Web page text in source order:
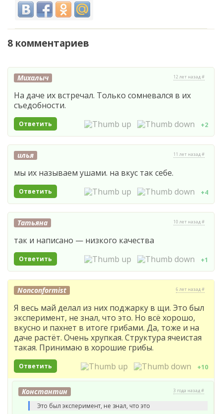
8 комментариев
Михалыч 12 лет назад #
На даче их встречал. Только сомневался в их
съедобности.
Ответить +2
илья 11 лет назад #
мы их называем ушами. на вкус так себе.
Ответить +4
Татьяна 10 лет назад #
так и написано — низкого качества
Ответить +1
Nonconformist 6 лет назад #
Я весь май делал из них поджарку в щи. Это был
эксперимент, не знал, что это. Но всё хорошо,
вкусно и пахнет в итоге грибами. Да, тоже и на
даче растёт. Очень хрупкая. Структура ячеистая
такая. Принимаю в хорошие грибы.
Ответить +10
Константин 3 года назад #
Это был эксперимент, не знал, что это